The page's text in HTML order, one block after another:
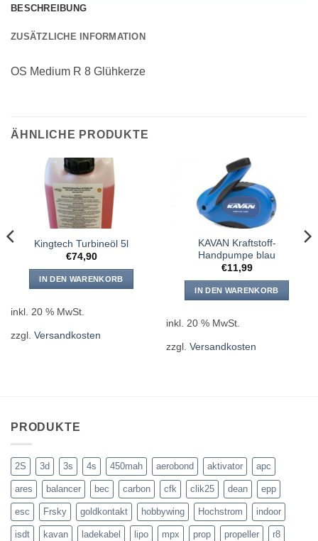
BESCHREIBUNG
ZUSÄTZLICHE INFORMATION
OS Medium R 8 Glühkerze
ÄHNLICHE PRODUKTE
Kingtech Turbineöl 5l
€74,90
IN DEN WARENKORB
inkl. 20 % MwSt.
zzgl. Versandkosten
KAVAN Kraftstoff-
Handpumpe blau
€11,99
IN DEN WARENKORB
inkl. 20 % MwSt.
zzgl. Versandkosten
PRODUKTE
2S 3d 3s 4s 450mah aerobond aktivator apc
ares balancer bec carbon cfk clik25 dean epp
esc Frsky goldkontakt hobbywing Hochstrom indoor
isdt kavan ladekabel lipo mpx prop propeller r8